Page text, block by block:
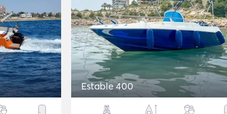
Estable 400